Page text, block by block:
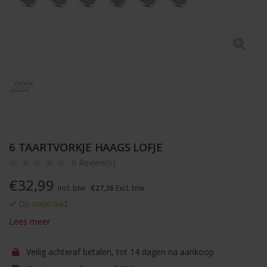
6 TAARTVORKJE HAAGS LOFJE
0 Review(s)
€32,99 Incl. btw €27,26 Excl. btw
Op voorraad
Lees meer
Veilig achteraf betalen, tot 14 dagen na aankoop